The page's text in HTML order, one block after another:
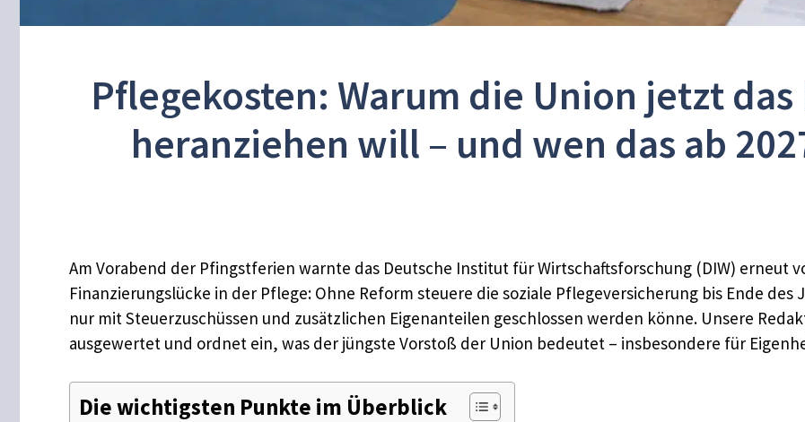
Pflegekosten: Warum die Union jetzt
heranziehen will – und wen das ab
Am Vorabend der Pfingstferien warnte das Deutsche Institut für Wirtschaftsforschung (DIW) erneut
Finanzierungslücke in der Pflege: Ohne Reform steuere die soziale Pflegeversicherung bis Ende
nur mit Steuerzuschüssen und zusätzlichen Eigenanteilen geschlossen werden könne. Unsere
ausgewertet und ordnet ein, was der jüngste Vorstoß der Union bedeutet – insbesondere für
Die wichtigsten Punkte im Überblick